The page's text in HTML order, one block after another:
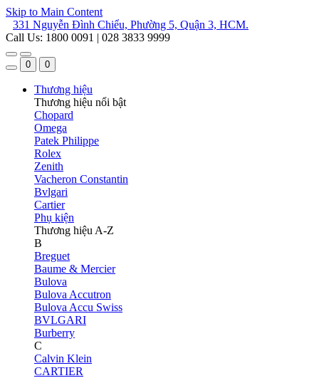
Skip to Main Content
331 Nguyễn Đình Chiểu, Phường 5, Quận 3, HCM.
Call Us: 1800 0091 | 028 3833 9999
0 0
Thương hiệu
Thương hiệu nổi bật
Chopard
Omega
Patek Philippe
Rolex
Zenith
Vacheron Constantin
Bvlgari
Cartier
Phụ kiện
Thương hiệu A-Z
B
Breguet
Baume & Mercier
Bulova
Bulova Accutron
Bulova Accu Swiss
BVLGARI
Burberry
C
Calvin Klein
CARTIER